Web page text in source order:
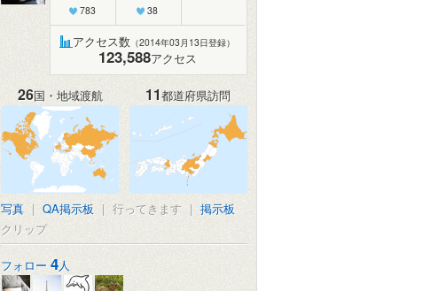
783 38
アクセス数 （2014年03月13日登録）
123,588アクセス
26国・地域渡航 11都道府県訪問
写真 | QA掲示板 | 行ってきます | 掲示板
クリップ
フォロー 4人